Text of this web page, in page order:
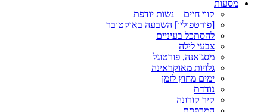
מסעות
קווי חיים – נשות יודפת
[פורטפוליו] השבעה באוקטובר
להסתכל בעיניים
צבעי לילה
מסג'אנה, פורטוגל
גלויות מאוקראינה
ימים מחוץ לזמן
נודדת
קיר קורונה